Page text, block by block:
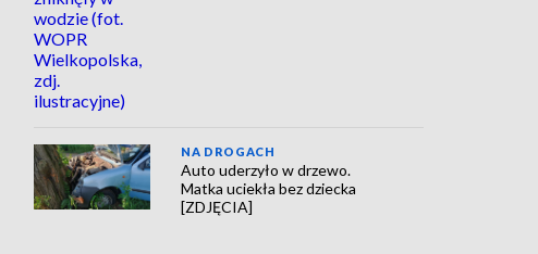
NA DROGACH
Auto uderzyło w drzewo.
Matka uciekła bez dziecka
[ZDJĘCIA]